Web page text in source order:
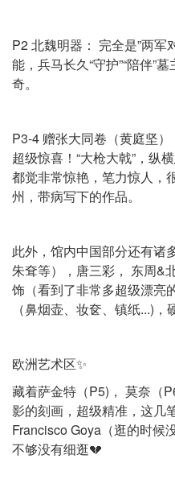
P2 北魏明器： 完全是”两军
能，兵马长久“守护”“陪伴”
奇。
P3-4 赠张大同卷（黄庭坚
超级惊喜！“大枪大戟”，纵
都觉非常惊艳，笔力惊人，
州，带病写下的作品。
此外，馆内中国部分还有诸
朱耷等），唐三彩， 东周&
饰（看到了非常多超级漂亮
（鼻烟壶、妆奁、镇纸...)
欧洲艺术区✨
藏着萨金特（P5)， 莫奈（
影的刻画，超级精准，这几
Francisco Goya（逛的时候
不够没有细逛💔